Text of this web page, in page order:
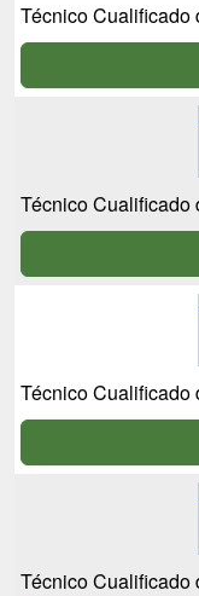
Técnico Cualificado
Técnico Cualificado
Técnico Cualificado
Técnico Cualificado